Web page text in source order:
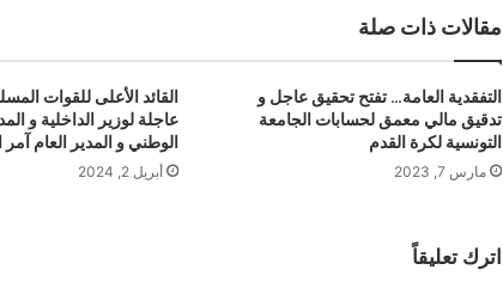
مقالات ذات صلة
التفقدية العامة… تفتح تحقيق عاجل و
تدقيق مالي معمق لحسابات الجامعة
التونسية لكرة القدم
مارس 7, 2023
القائد الأعلى للقوات
عاجلة لوزير الداخلية و
الوطني و المدير العام
أبريل 2, 2024
اترك تعليقاً